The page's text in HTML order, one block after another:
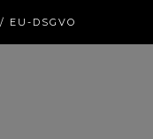
EU-DSGVO